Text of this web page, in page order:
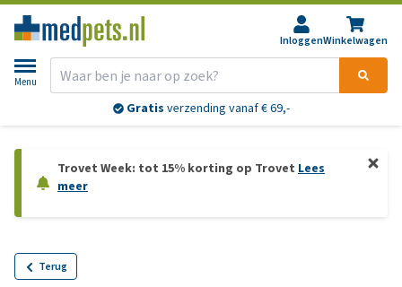
InloggenWinkelwagen
Menu
Gratis verzending vanaf € 69,-
Trovet Week: tot 15% korting op Trovet Lees
meer
Terug